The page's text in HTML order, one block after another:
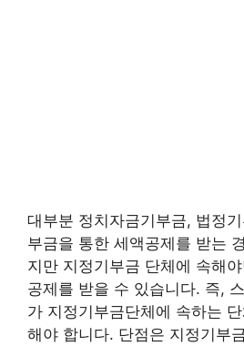
대부분 정치자금기부금, 법정
부금을 통한 세액공제를 받는
지만 지정기부금 단체에 속해
공제를 받을 수 있습니다. 즉,
가 지정기부금단체에 속하는
해야 합니다. 단점은 지정기부